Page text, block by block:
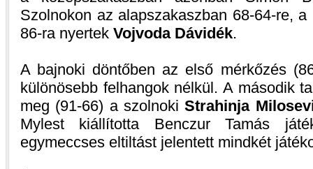
Szolnokon az alapszakaszban 68-64-re,
86-ra nyertek Vojvoda Dávidék.
A bajnoki döntőben az első mérkőzés
különösebb felhangok nélkül. A második
meg (91-66) a szolnokiStrahinja
Mylest kiállította Benczur Tamás
egymeccses eltiltást jelentett mindkét